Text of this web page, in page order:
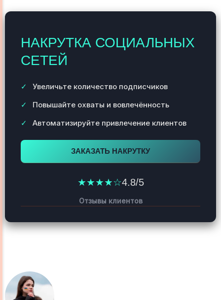
НАКРУТКА СОЦИАЛЬНЫХ
СЕТЕЙ
Увеличьте количество подписчиков
Повышайте охваты и вовлечённость
Автоматизируйте привлечение клиентов
ЗАКАЗАТЬ НАКРУТКУ
★★★★☆4.8/5
Отзывы клиентов